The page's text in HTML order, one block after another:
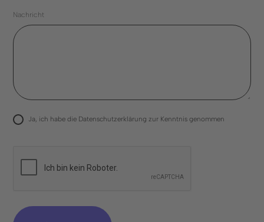
Nachricht
Ja, ich habe die Datenschutzerklärung zur Kenntnis genommen